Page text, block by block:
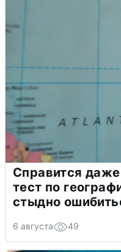
Справится
тест по
стыдно
6 августа 49